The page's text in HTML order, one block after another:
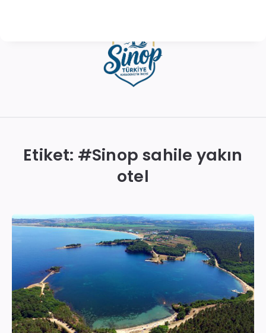
En
Seçenekleri
ve
Fiyatlar
Etiket: #Sinop sahile yakın
otel